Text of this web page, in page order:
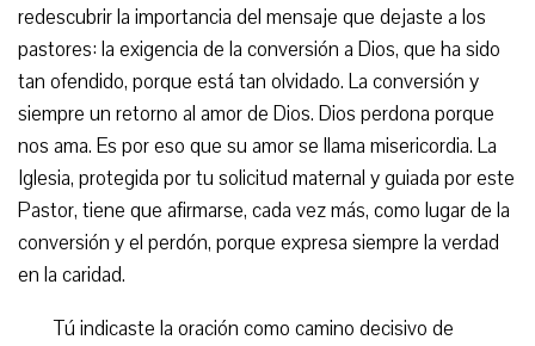
redescubrir la importancia del mensaje que dejaste a los
pastores: la exigencia de la conversión a Dios, que ha sido
tan ofendido, porque está tan olvidado. La conversión y
siempre un retorno al amor de Dios. Dios perdona porque
nos ama. Es por eso que su amor se llama misericordia. La
Iglesia, protegida por tu solicitud maternal y guiada por este
Pastor, tiene que afirmarse, cada vez más, como lugar de la
conversión y el perdón, porque expresa siempre la verdad
en la caridad.
Tú indicaste la oración como camino decisivo de